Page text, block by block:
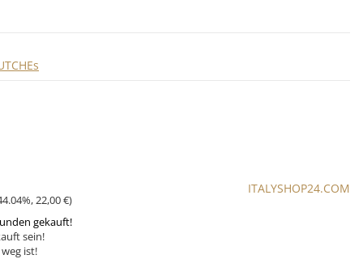
,22,00 €)
gekauft!
sein!
ist!
ITALYSHOP24.COM